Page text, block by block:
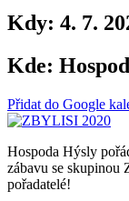
Kdy: 4. 7.
Kde:
Přidat do Google
Hospoda Hýsly
zábavu se
pořadatelé!